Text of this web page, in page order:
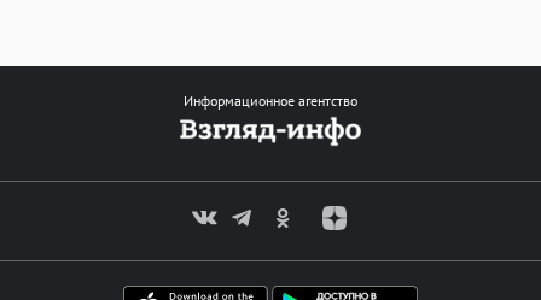
Информационное агентство